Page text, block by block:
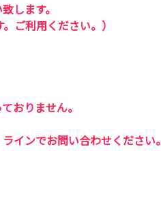
します。
ご利用ください。）
おりません。
インでお問い合わせください。